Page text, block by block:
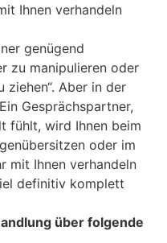
Ihnen verhandeln
genügend
zu manipulieren oder
ziehen“. Aber in der
Gesprächspartner,
fühlt, wird Ihnen beim
oder im
mit Ihnen verhandeln
definitiv komplett
über folgende